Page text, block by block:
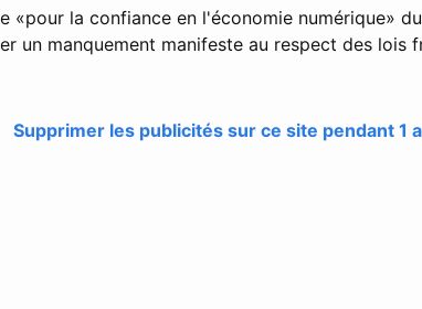
la confiance en l'économie numérique»
un manquement manifeste au respect des lois
Supprimer les publicités sur ce site pendant 1